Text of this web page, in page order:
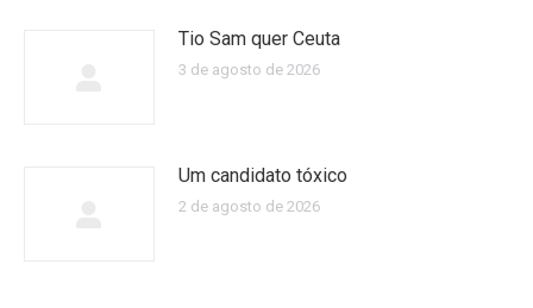
Tio Sam quer Ceuta
3 de agosto de 2026
Um candidato tóxico
2 de agosto de 2026